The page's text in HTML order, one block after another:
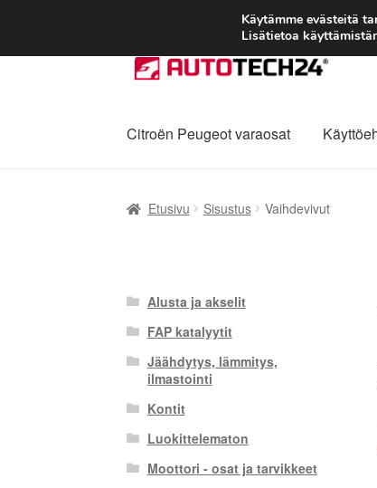
Siirry
navigointiin
Siirry
sisältöön
Citroën Peugeot varaosat
Etusivu Sisustus Vaihdevivut
Alusta ja akselit
FAP katalyytit
Jäähdytys, lämmitys,
ilmastointi
Kontit
Luokittelematon
Moottori - osat ja tarvikkeet
Käytämme evästeitä
Lisätietoa